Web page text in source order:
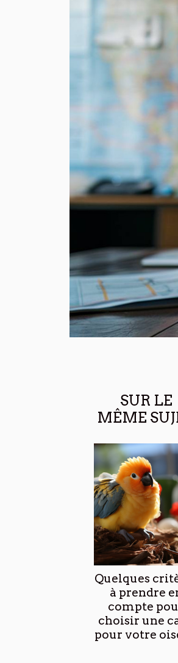
SUR LE
MÊME
Quelques
à prendre
compte
choisir une
pour votre